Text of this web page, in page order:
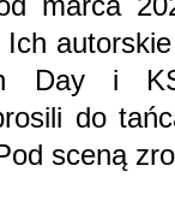
Day i
do
sceną